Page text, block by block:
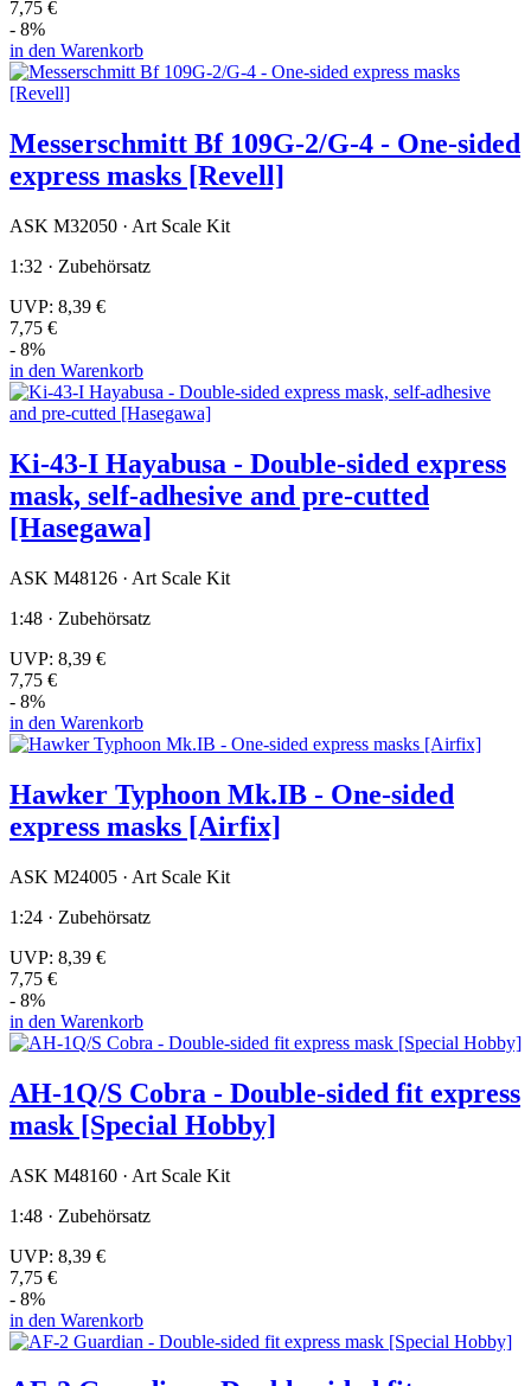
7,75 €
- 8%
in den Warenkorb
Messerschmitt Bf 109G-2/G-4 - One-sided
express masks [Revell]
ASK M32050 · Art Scale Kit
1:32 · Zubehörsatz
UVP: 8,39 €
7,75 €
- 8%
in den Warenkorb
Ki-43-I Hayabusa - Double-sided express
mask, self-adhesive and pre-cutted
[Hasegawa]
ASK M48126 · Art Scale Kit
1:48 · Zubehörsatz
UVP: 8,39 €
7,75 €
- 8%
in den Warenkorb
Hawker Typhoon Mk.IB - One-sided
express masks [Airfix]
ASK M24005 · Art Scale Kit
1:24 · Zubehörsatz
UVP: 8,39 €
7,75 €
- 8%
in den Warenkorb
AH-1Q/S Cobra - Double-sided fit express
mask [Special Hobby]
ASK M48160 · Art Scale Kit
1:48 · Zubehörsatz
UVP: 8,39 €
7,75 €
- 8%
in den Warenkorb